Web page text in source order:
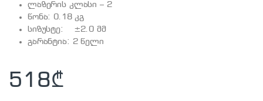
ლაზერის კლასი – 2
წონა: 0.18 კგ
სიზუსტე: ±2.0 მმ
გარანტია: 2 წელი
518₾